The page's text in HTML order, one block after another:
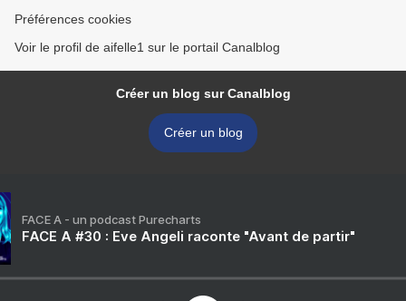
Préférences cookies
Voir le profil de aifelle1 sur le portail Canalblog
Créer un blog sur Canalblog
Créer un blog
FACE A - un podcast Purecharts
FACE A #30 : Eve Angeli raconte "Avant de partir"